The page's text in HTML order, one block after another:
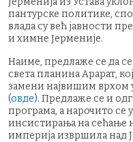
пантурске политике,
влада су већ јавности
и химне Јерменије.
Наиме, предлаже се да
света планина Арарат,
замени највишим врхом
(овде). Предлаже се и
програма, а нарочито се
инсистирања на сећање
империја извршила над